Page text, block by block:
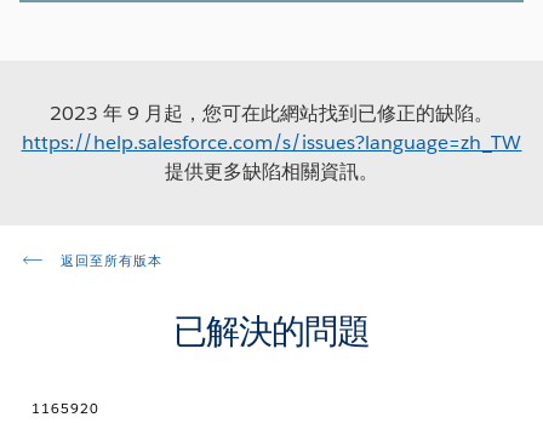
2023 年 9 月起，您可在此網站找到已修正的缺陷。
https://help.salesforce.com/s/issues?language=zh_TW
提供更多缺陷相關資訊。
返回至所有版本
已解決的問題
1165920